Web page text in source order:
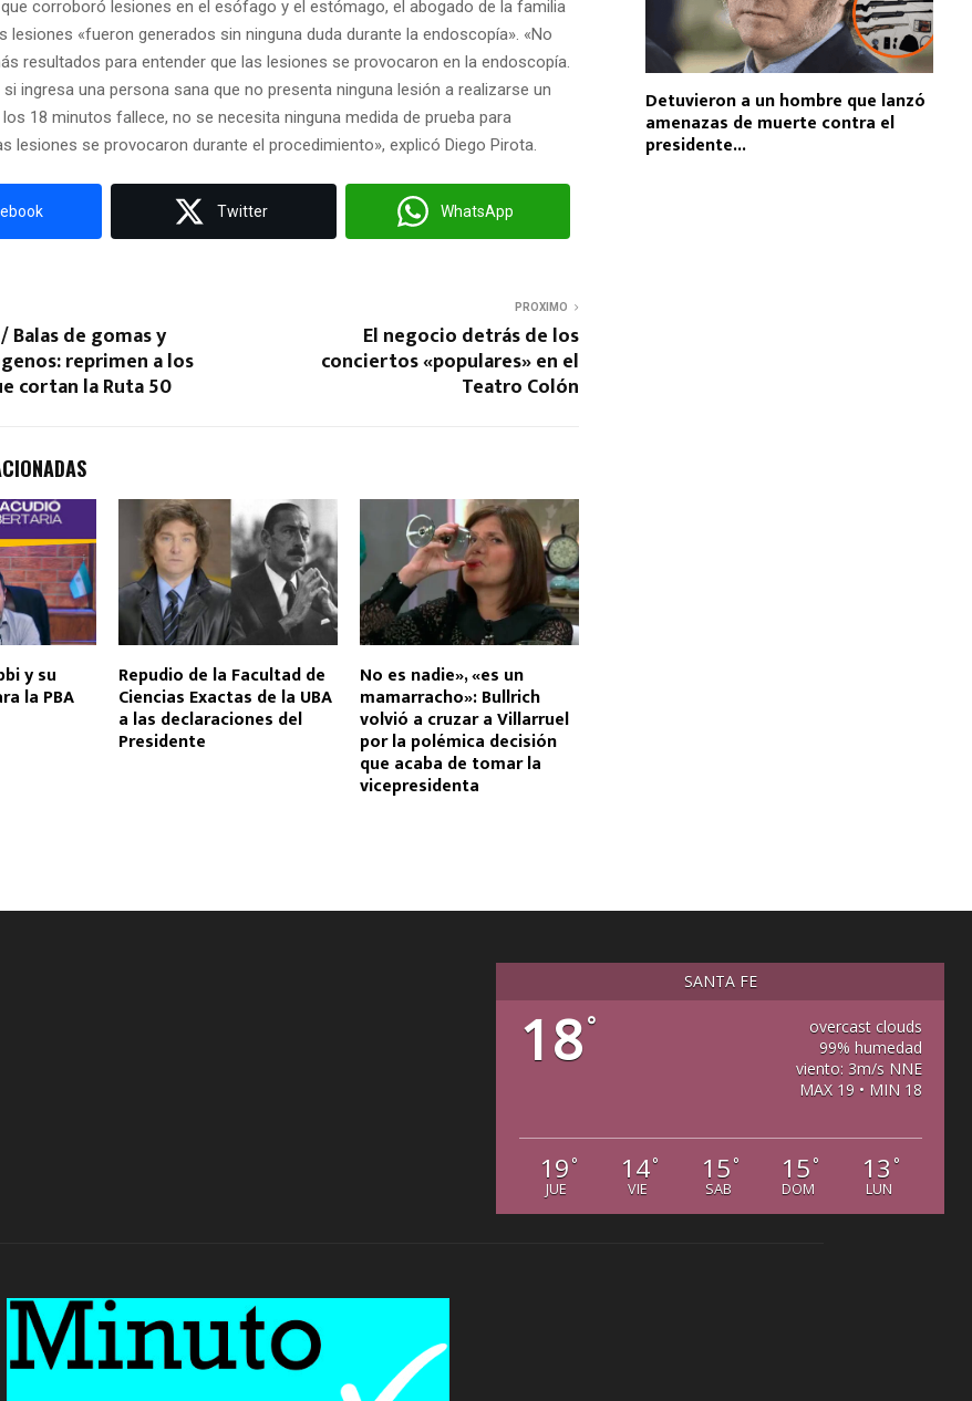
corroboró lesiones en el esófago y el estómago, el abogado de la familia
lesiones «fueron generados sin ninguna duda durante la endoscopía». «No
resultados para entender que las lesiones se provocaron en la endoscopía.
ingresa una persona sana que no presenta ninguna lesión a realizarse un
18 minutos fallece, no se necesita ninguna medida de prueba para
lesiones se provocaron durante el procedimiento», explicó Diego Pirota.
Twitter WhatsApp
de gomas y
reprimen a los
cortan la Ruta 50
PROXIMO
El negocio detrás de los
conciertos «populares» en el
Teatro Colón
y su
la PBA
Repudio de la Facultad de
Ciencias Exactas de la UBA
a las declaraciones del
Presidente
No es nadie», «es un
mamarracho»: Bullrich
volvió a cruzar a Villarruel
por la polémica decisión
que acaba de tomar la
vicepresidenta
Detuvieron a un hombre que lanzó
amenazas de muerte contra el
presidente...
SANTA FE
18°
overcast clouds
99% humedad
viento: 3m/s NNE
MAX 19 • MIN 18
19°
JUE
14°
VIE
15°
SAB
15°
DOM
13 °
LUN